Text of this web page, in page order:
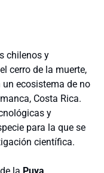
chilenos y
cerro de la muerte,
un ecosistema de no
Costa Rica.
y
para la que se
científica.